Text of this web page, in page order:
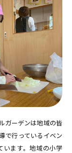
ガーデンは地域の皆
で行っているイベン
います。地域の小学